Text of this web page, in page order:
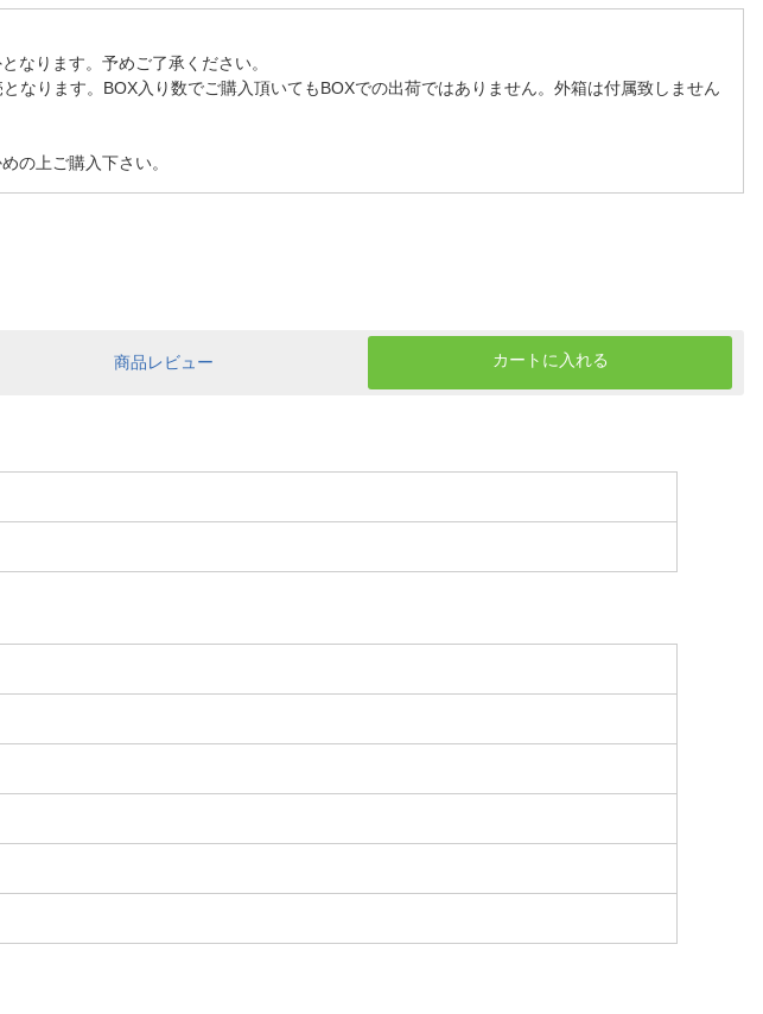
なります。予めご了承ください。
ります。BOX入り数でご購入頂いてもBOXでの出荷ではありません。外箱は付属致しません
の上ご購入下さい。
カートに入れる
商品レビュー